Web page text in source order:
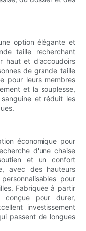
option élégante et
taille recherchant
haut et d'accoudoirs
de grande taille
pour leurs membres
et la souplesse,
et réduit les
économique pour
d'une chaise
et un confort
avec des hauteurs
pour
Fabriquée à partir
pour durer,
investissement
passent de longues